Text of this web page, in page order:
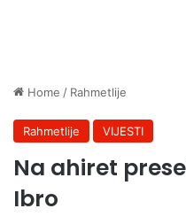
Home / Rahmetlije
Rahmetlije VIJESTI
Na ahiret
Ibro